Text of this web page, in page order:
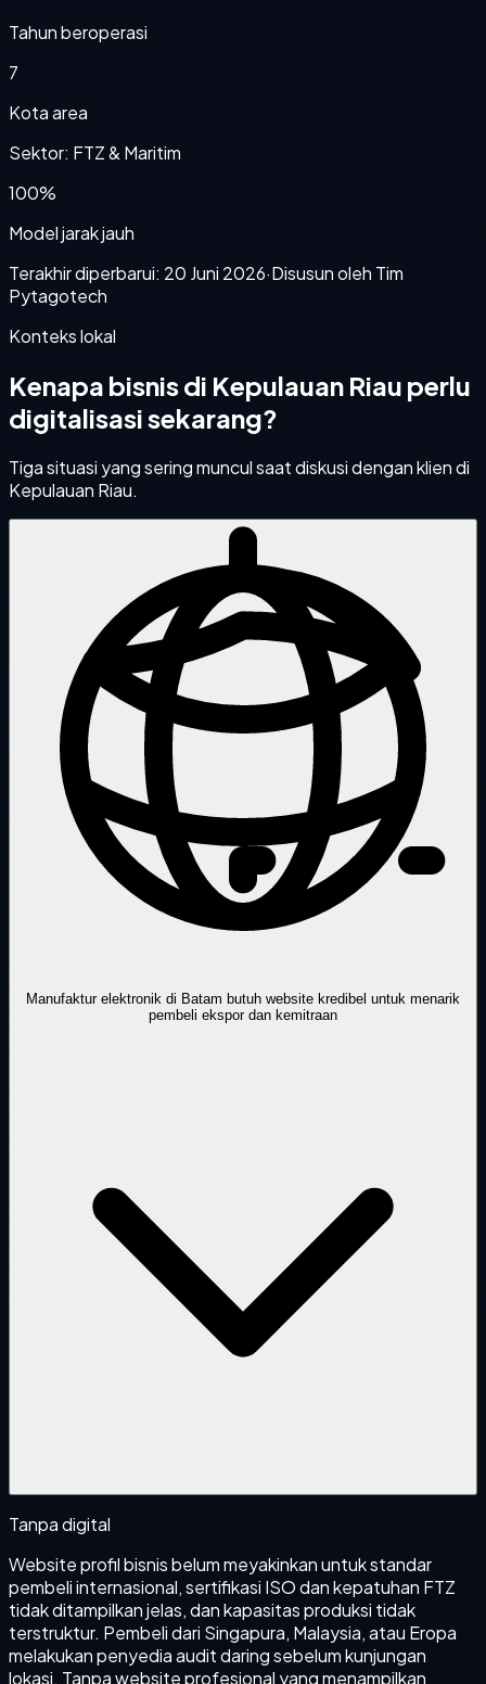
Tahun beroperasi
7
Kota area
Sektor: FTZ & Maritim
100%
Model jarak jauh
Terakhir diperbarui: 20 Juni 2026·Disusun oleh Tim
Pytagotech
Konteks lokal
Kenapa bisnis di Kepulauan Riau perlu
digitalisasi sekarang?
Tiga situasi yang sering muncul saat diskusi dengan klien di
Kepulauan Riau.
Manufaktur elektronik di Batam butuh website kredibel untuk menarik
pembeli ekspor dan kemitraan
Tanpa digital
Website profil bisnis belum meyakinkan untuk standar
pembeli internasional, sertifikasi ISO dan kepatuhan FTZ
tidak ditampilkan jelas, dan kapasitas produksi tidak
terstruktur. Pembeli dari Singapura, Malaysia, atau Eropa
melakukan penyedia audit daring sebelum kunjungan
lokasi. Tanpa website profesional yang menampilkan